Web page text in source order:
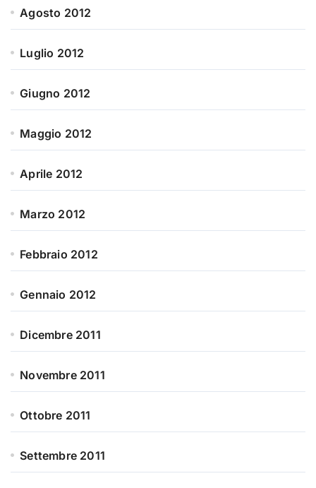
Agosto 2012
Luglio 2012
Giugno 2012
Maggio 2012
Aprile 2012
Marzo 2012
Febbraio 2012
Gennaio 2012
Dicembre 2011
Novembre 2011
Ottobre 2011
Settembre 2011